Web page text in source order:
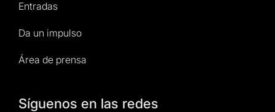
Entradas
Da un impulso
Área de prensa
Síguenos en las redes